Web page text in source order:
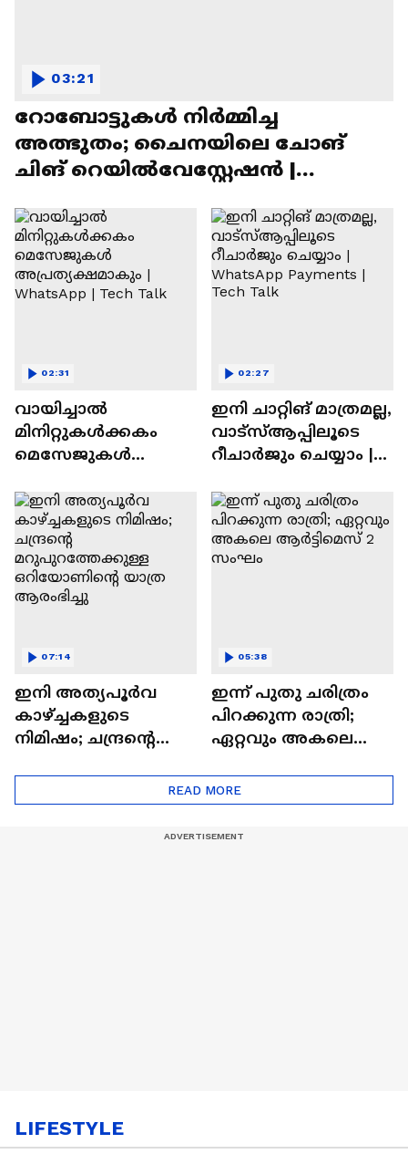
റോബോട്ടുകൾ നിർമ്മിച്ച
അത്ഭുതം; ചൈനയിലെ ചോങ്
ചിങ് റെയിൽവേസ്റ്റേഷൻ |
03:21
വായിച്ചാൽ
മിനിറ്റുകൾക്കകം
മെസേജുകള്‍
WhatsApp | Tech Talk
02:31
ഇനി ചാറ്റിങ് മാത്രമല്ല,
വാട്‌സ്‌ആപ്പിലൂടെ
റീചാർജും ചെയ്യാം |
Tech Talk
02:27
ഇനി അത്യപൂര്‍വ
കാഴ്ച്ചകളുടെ
നിമിഷം; ചന്ദ്രന്റെ
ഒറിയോണിന്റെ യാത്ര
ആരംഭിച്ചു
07:14
ഇന്ന് പുതു ചരിത്രം
പിറക്കുന്ന രാത്രി;
ഏറ്റവും അകലെ
05:38
READ MORE
LIFESTYLE